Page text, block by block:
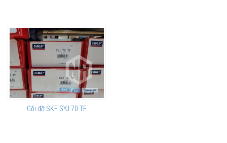
Gối đỡ SKF SYJ 70 TF